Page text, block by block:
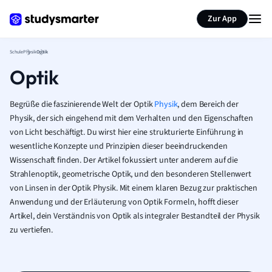
Zur App
SchulePhysikOptik
Optik
Begrüße die faszinierende Welt der OptikPhysik, dem Bereich der
Physik, der sich eingehend mit dem Verhalten und den Eigenschaften
von Licht beschäftigt. Du wirst hier eine strukturierte Einführung in
wesentliche Konzepte und Prinzipien dieser beeindruckenden
Wissenschaft finden. Der Artikel fokussiert unter anderem auf die
Strahlenoptik, geometrische Optik, und den besonderen Stellenwert
von Linsen in der Optik Physik. Mit einem klaren Bezug zur praktischen
Anwendung und der Erläuterung von Optik Formeln, hofft dieser
Artikel, dein Verständnis von Optik als integraler Bestandteil der Physik
zu vertiefen.
Seite zusammenfassen